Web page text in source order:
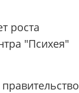
роста
"Психея"